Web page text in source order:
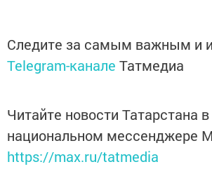
Следите за самым важным и
Telegram-канале Татмедиа
Читайте новости Татарстана в
национальном мессенджере
https://max.ru/tatmedia